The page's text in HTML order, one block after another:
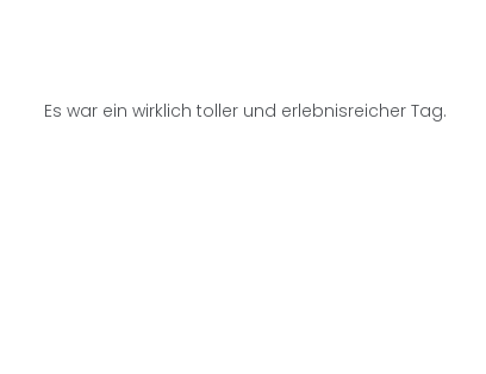
Es war ein wirklich toller und erlebnisreicher Tag.